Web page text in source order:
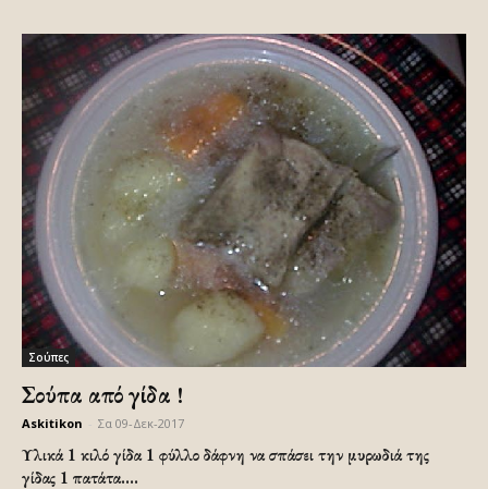
Σούπες
Σούπα από γίδα !
Askitikon Σα 09-Δεκ-2017
Υλικά 1 κιλό γίδα 1 φύλλο δάφνη να σπάσει την μυρωδιά της
γίδας 1 πατάτα....